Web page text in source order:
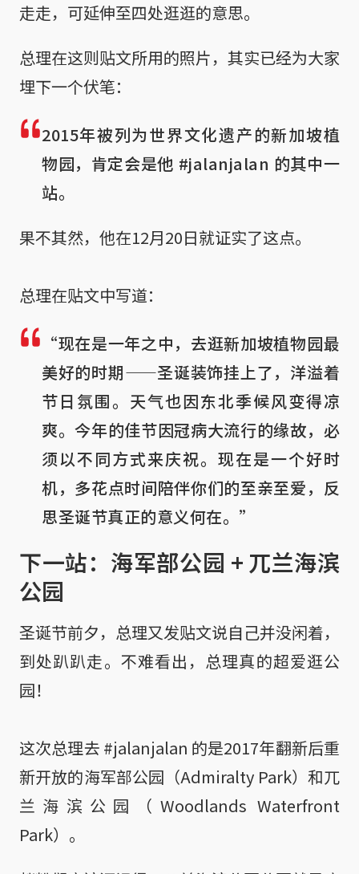
走走，可延伸至四处逛逛的意思。
总理在这则贴文所用的照片，其实已经为大家
埋下一个伏笔：
2015年被列为世界文化遗产的新加坡植
物园，肯定会是他 #jalanjalan 的其中一
站。
果不其然，他在12月20日就证实了这点。
总理在贴文中写道：
“现在是一年之中，去逛新加坡植物园最
美好的时期——圣诞装饰挂上了，洋溢着
节日氛围。天气也因东北季候风变得凉
爽。今年的佳节因冠病大流行的缘故，必
须以不同方式来庆祝。现在是一个好时
机，多花点时间陪伴你们的至亲至爱，反
思圣诞节真正的意义何在。”
下一站：海军部公园 + 兀兰海滨
公园
圣诞节前夕，总理又发贴文说自己并没闲着，
到处趴趴走。不难看出，总理真的超爱逛公
园！
这次总理去 #jalanjalan 的是2017年翻新后重
新开放的海军部公园（Admiralty Park）和兀
兰海滨公园（Woodlands Waterfront
Park）。